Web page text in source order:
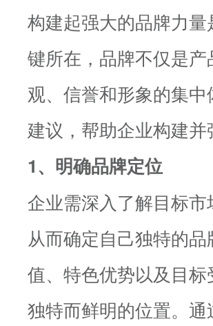
构建起强大的品牌力
键所在，品牌不仅是
观、信誉和形象的集
建议，帮助企业构建
1、明确品牌定位
企业需深入了解目标
从而确定自己独特的
值、特色优势以及目
独特而鲜明的位置。